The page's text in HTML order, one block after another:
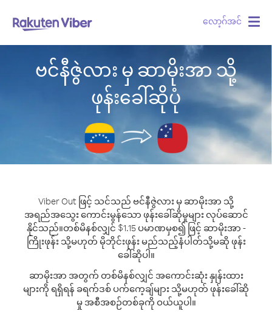
လော့ဂ်အင်
ဗင်နီဇွဲလား မှ ဆာမိုးအာ သို့
ဖုန်းခေါ်ဆိုပုံ
Viber Out ဖြင့် သင်သည် ဗင်နီဇွဲလား မှ ဆာမိုးအာ သို့
အရည်အသွေး ကောင်းမွန်သော ဖုန်းခေါ်ဆိုမှုများ လုပ်ဆောင်
နိုင်သည်။တစ်မိနစ်လျှင် $1.15 ပမာဏမှစ၍ ဖြင့် ဆာမိုးအာ -
ကြိုးဖုန်း သို့မဟုတ် မိုဘိုင်းဖုန်း မည်သည့်နံပါတ်သို့မဆို ဖုန်း
ခေါ်ဆိုပါ။
ဆာမိုးအာ အတွက် တစ်မိနစ်လျှင် အကောင်းဆုံး နှုန်းထား
များကို ရရှိရန် ခရက်ဒစ် ပက်ကေ့ချ်များ သို့မဟုတ် ဖုန်းခေါ်ဆို
မှု အစီအစဉ်တစ်ခုကို ဝယ်ယူပါ။